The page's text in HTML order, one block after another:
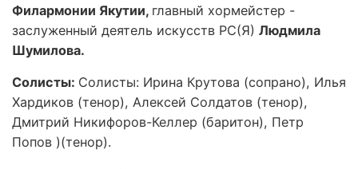
Филармонии Якутии, главный хормейстер -
заслуженный деятель искусств РС(Я) Людмила
Шумилова.
Солисты: Солисты: Ирина Крутова (сопрано), Илья
Хардиков (тенор), Алексей Солдатов (тенор),
Дмитрий Никифоров-Келлер (баритон), Петр
Попов )(тенор).